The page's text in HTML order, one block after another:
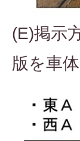
(E)掲示
版を車